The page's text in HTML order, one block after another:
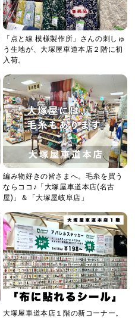
「点と線 模様製作所」さんの刺しゅ
う生地が、大塚屋車道本店２階に初
入荷。
編み物好きの皆さまへ。毛糸を買う
ならココ♪「大塚屋車道本店(名古
屋)」＆「大塚屋岐阜店」
大塚屋車道本店１階の新コーナー。